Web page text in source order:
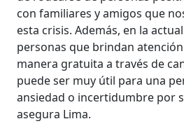
con familiares y amigos que
esta crisis. Además, en la
personas que brindan
manera gratuita a través de
puede ser muy útil para una
ansiedad o incertidumbre por
asegura Lima.